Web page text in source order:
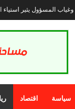
المنصات الاجتماعية
سياسة اقتصاد